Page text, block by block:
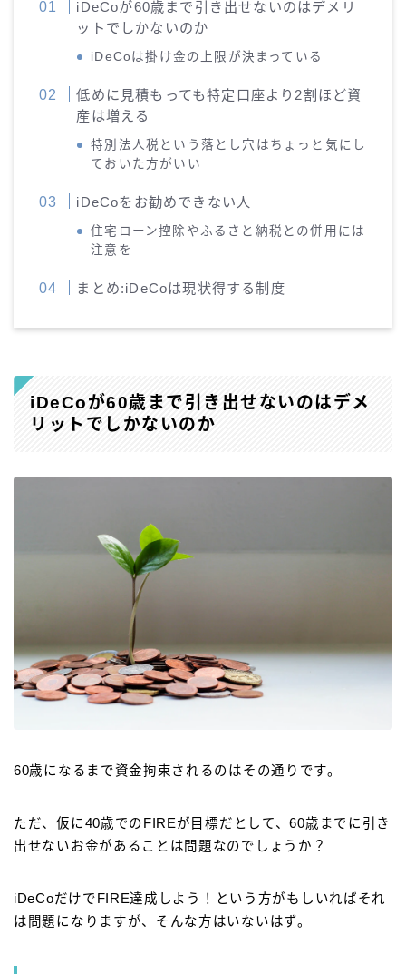
iDeCoが60歳まで引き出せないのはデメリ
ットでしかないのか
iDeCoは掛け金の上限が決まっている
低めに見積もっても特定口座より2割ほど資
産は増える
特別法人税という落とし穴はちょっと気にし
ておいた方がいい
iDeCoをお勧めできない人
住宅ローン控除やふるさと納税との併用には
注意を
まとめ:iDeCoは現状得する制度
iDeCoが60歳まで引き出せないのはデメ
リットでしかないのか
60歳になるまで資金拘束されるのはその通りです。
ただ、仮に40歳でのFIREが目標だとして、60歳までに引き
出せないお金があることは問題なのでしょうか？
iDeCoだけでFIRE達成しよう！という方がもしいればそれ
は問題になりますが、そんな方はいないはず。